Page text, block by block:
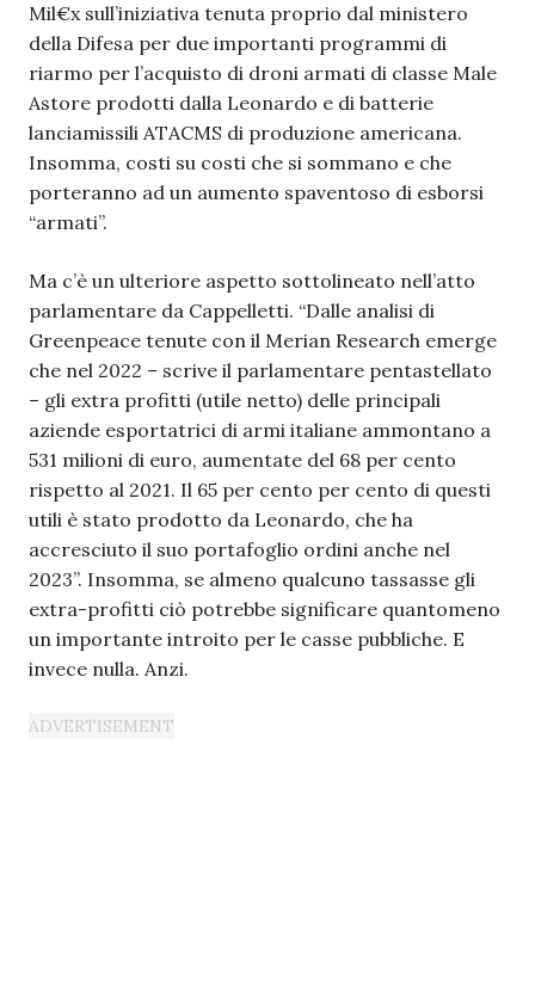
Mil€x sull’iniziativa tenuta proprio dal ministero
della Difesa per due importanti programmi di
riarmo per l’acquisto di droni armati di classe Male
Astore prodotti dalla Leonardo e di batterie
lanciamissili ATACMS di produzione americana.
Insomma, costi su costi che si sommano e che
porteranno ad un aumento spaventoso di esborsi
“armati”.
Ma c’è un ulteriore aspetto sottolineato nell’atto
parlamentare da Cappelletti. “Dalle analisi di
Greenpeace tenute con il Merian Research emerge
che nel 2022 – scrive il parlamentare pentastellato
– gli extra profitti (utile netto) delle principali
aziende esportatrici di armi italiane ammontano a
531 milioni di euro, aumentate del 68 per cento
rispetto al 2021. Il 65 per cento per cento di questi
utili è stato prodotto da Leonardo, che ha
accresciuto il suo portafoglio ordini anche nel
2023”. Insomma, se almeno qualcuno tassasse gli
extra-profitti ciò potrebbe significare quantomeno
un importante introito per le casse pubbliche. E
invece nulla. Anzi.